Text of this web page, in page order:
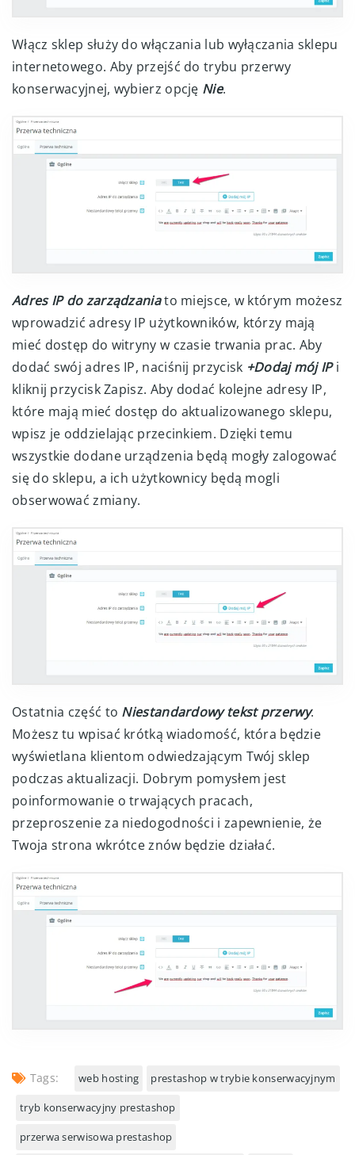
Włącz sklep służy do włączania lub wyłączania sklepu
internetowego. Aby przejść do trybu przerwy
konserwacyjnej, wybierz opcję Nie.
Adres IP do zarządzaniato miejsce, w którym możesz
wprowadzić adresy IP użytkowników, którzy mają
mieć dostęp do witryny w czasie trwania prac. Aby
dodać swój adres IP, naciśnij przycisk +Dodaj mój IPi
kliknij przycisk Zapisz. Aby dodać kolejne adresy IP,
które mają mieć dostęp do aktualizowanego sklepu,
wpisz je oddzielając przecinkiem. Dzięki temu
wszystkie dodane urządzenia będą mogły zalogować
się do sklepu, a ich użytkownicy będą mogli
obserwować zmiany.
Ostatnia część to Niestandardowy tekst przerwy.
Możesz tu wpisać krótką wiadomość, która będzie
wyświetlana klientom odwiedzającym Twój sklep
podczas aktualizacji. Dobrym pomysłem jest
poinformowanie o trwających pracach,
przeproszenie za niedogodności i zapewnienie, że
Twoja strona wkrótce znów będzie działać.
Tags: web hosting prestashop w trybie konserwacyjnym
tryb konserwacyjny prestashop
przerwa serwisowa prestashop